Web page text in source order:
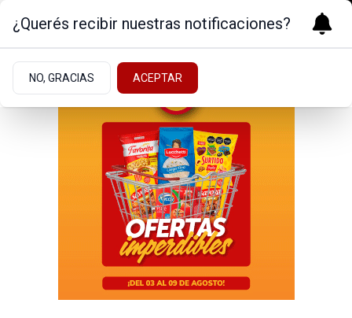
¿Querés recibir nuestras notificaciones?
NO, GRACIAS ACEPTAR